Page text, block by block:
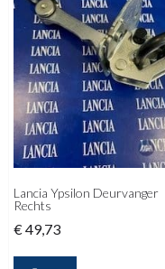
Lancia Ypsilon Deurvanger
Rechts
€49,73